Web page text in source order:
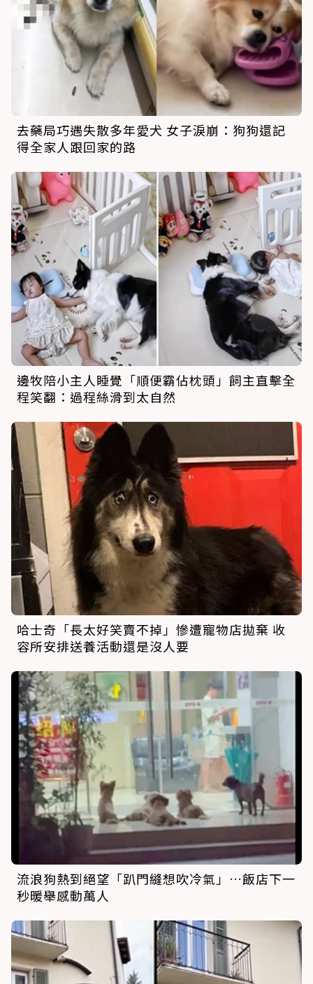
去藥局巧遇失散多年愛犬 女子淚崩：狗狗還記
得全家人跟回家的路
邊牧陪小主人睡覺「順便霸佔枕頭」飼主直擊全
程笑翻：過程絲滑到太自然
哈士奇「長太好笑賣不掉」慘遭寵物店拋棄 收
容所安排送養活動還是沒人要
流浪狗熱到絕望「趴門縫想吹冷氣」…飯店下一
秒暖舉感動萬人